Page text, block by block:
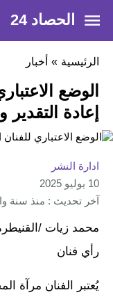
الحصاد 24
الرئيسية » أخبار
الوضع
إعادة التقدير
ادارة النشر
10 يوليو 2025
آخر تحديث : منذ سنة
محمد زيات /
رأي فنان
يُعتبر الفنان مرآة